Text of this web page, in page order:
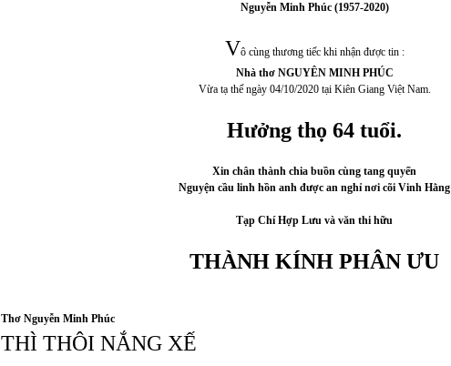
Nguyễn Minh Phúc (1957-2020)
Vô cùng thương tiếc khi nhận được tin :
Nhà thơ NGUYÊN MINH PHÚC
Vừa tạ thế ngày 04/10/2020 tại Kiên Giang Việt Nam.
Hưởng thọ 64 tuổi.
Xin chân thành chia buồn cùng tang quyến
Nguyện cầu linh hồn anh được an nghỉ nơi cõi Vinh Hằng
Tạp Chí Hợp Lưu và văn thi hữu
THÀNH KÍNH PHÂN ƯU
Thơ Nguyễn Minh Phúc
THÌ THÔI NẮNG XẾ